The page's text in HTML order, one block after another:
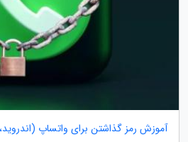
آموزش رمز گذاشتن برای واتساپ